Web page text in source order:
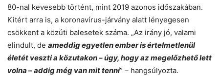
80-nal kevesebb történt, mint 2019 azonos időszakában.
Kitért arra is, a koronavírus-járvány alatt lényegesen
csökkent a közúti balesetek száma. „Az irány jó, valami
elindult, de ameddig egyetlen ember is értelmetlenül
életét veszti a közutakon – úgy, hogy az megelőzhető lett
volna – addig még van mit tenni” – hangsúlyozta.